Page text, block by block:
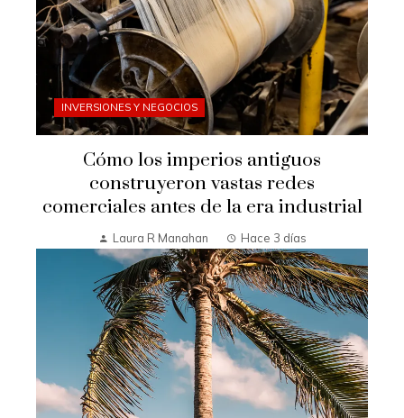
INVERSIONES Y NEGOCIOS
Cómo los imperios antiguos
construyeron vastas redes
comerciales antes de la era industrial
Laura R Manahan Hace 3 días